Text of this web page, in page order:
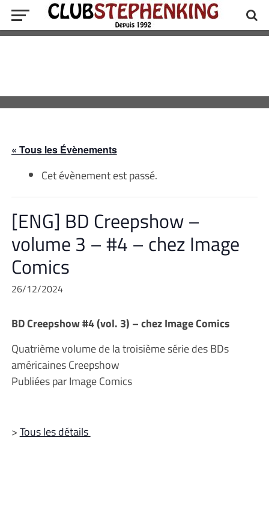
« Tous les Évènements
Cet évènement est passé.
[ENG] BD Creepshow –
volume 3 – #4 – chez Image
Comics
26/12/2024
BD Creepshow #4 (vol. 3) – chez Image Comics
Quatrième volume de la troisième série des BDs
américaines Creepshow
Publiées par Image Comics
>Tous les détails